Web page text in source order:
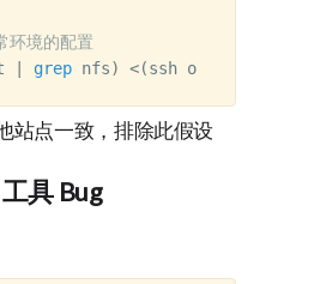
环境的配置
| grep nfs) <(ssh other-site
站点一致，排除此假设
具 Bug